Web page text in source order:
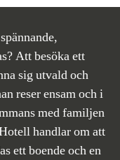
Att besöka ett
sig utvald och
reser ensam och i
med familjen
handlar om att
ett boende och en